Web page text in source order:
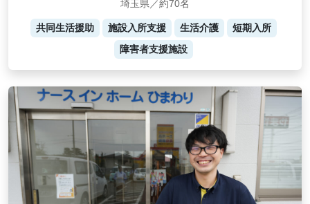
埼玉県／約70名
共同生活援助 施設入所支援 生活介護
短期入所
障害者支援施設